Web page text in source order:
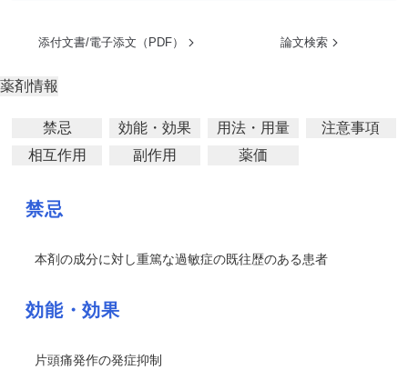
添付文書/電子添文（PDF） 論文検索
薬剤情報
禁忌 効能・効果 用法・用量
注意事項
相互作用
副作用 薬価
禁忌
本剤の成分に対し重篤な過敏症の既往歴のある患者
効能・効果
片頭痛発作の発症抑制